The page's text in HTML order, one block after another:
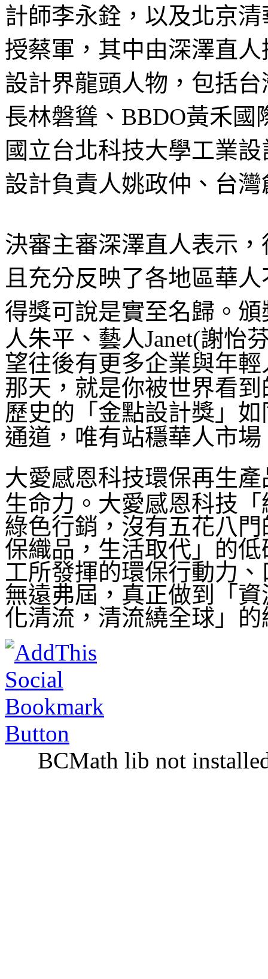
計師李永銓，以及北京
授蔡軍，其中由深澤直
設計界龍頭人物，包括
長林磐聳、BBDO黃禾
國立台北科技大學工業
設計負責人姚政仲、台
決審主審深澤直人表示
且充分反映了各地區華
得獎可說是實至名歸。 頒
人朱平、藝人Janet(謝怡
望往後有更多企業與年
那天，就是你被世界看
歷史的「金點設計獎」
通道，唯有站穩華人市
大愛感恩科技環保再生
生命力。大愛感恩科技
綠色行銷，沒有五花八
保織品，生活取代」的
工所發揮的環保行動力
無遠弗屆，真正做到「
化清流，清流繞全球」
BCMath lib not